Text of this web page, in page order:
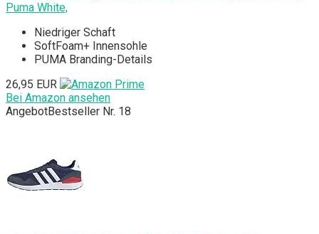
Puma White,
Niedriger Schaft
SoftFoam+ Innensohle
PUMA Branding-Details
26,95 EUR
Bei Amazon ansehen
AngebotBestseller Nr. 18